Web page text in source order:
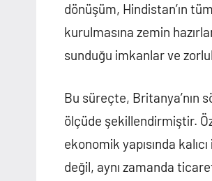
dönüşüm, Hindistan’ın
kurulmasına zemin
sunduğu imkanlar ve
Bu süreçte, Britanya’nın
ölçüde şekillendirmiştir.
ekonomik yapısında
değil, aynı zamanda